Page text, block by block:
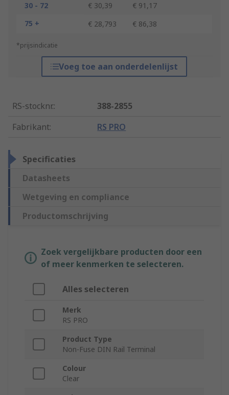
30 - 72
€ 30,39
€ 91,17
75 +
€ 28,793 € 86,38
*prijsindicatie
Voeg toe aan onderdelenlijst
RS-stocknr.:
388-2855
Fabrikant: RS PRO
Specificaties
Datasheets
Wetgeving en compliance
Productomschrijving
Zoek vergelijkbare producten door een
of meer kenmerken te selecteren.
Alles selecteren
Merk
RS PRO
Product Type
Non-Fuse DIN Rail Terminal
Colour
Clear